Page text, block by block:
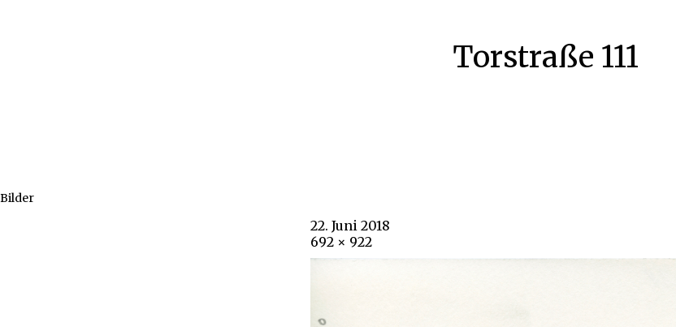
Torstraße 111
Bilder
22. Juni 2018
692 × 922